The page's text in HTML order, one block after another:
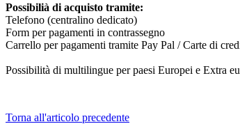
Possibilià di acquisto tramite:
Telefono (centralino dedicato)
Form per pagamenti in contrassegno
Carrello per pagamenti tramite Pay Pal / Carte di
Possibilità di multilingue per paesi Europei e Extra
Torna all'articolo precedente